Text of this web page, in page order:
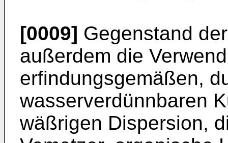
[0009] Gegenstand
außerdem die
erfindungsgemäßen,
wasserverdünnbaren
wäßrigen Dispersion,